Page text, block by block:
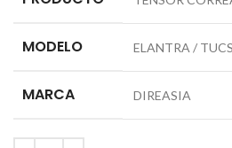
MODELO ELANTRA /
MARCA DIREASIA